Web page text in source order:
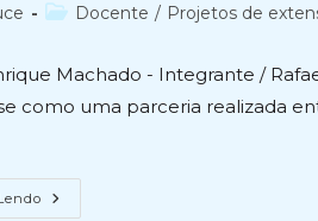
Categoria
Docente / Projetos de
Machado - Integrante /
como uma parceria realizada
DIGITALIZAÇÃO
DOS